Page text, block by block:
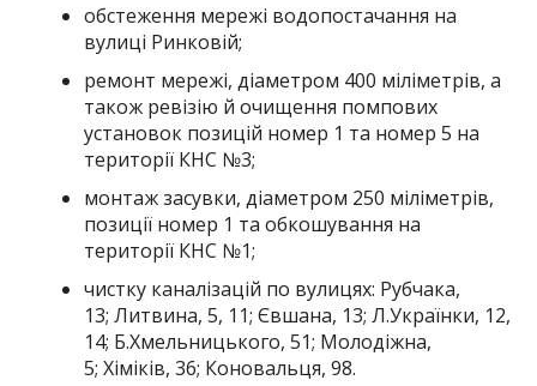
обстеження мережі водопостачання на
вулиці Ринковій;
ремонт мережі, діаметром 400 міліметрів, а
також ревізію й очищення помпових
установок позицій номер 1 та номер 5 на
території КНС №3;
монтаж засувки, діаметром 250 міліметрів,
позиції номер 1 та обкошування на
території КНС №1;
чистку каналізацій по вулицях: Рубчака,
13; Литвина, 5, 11; Євшана, 13; Л.Українки, 12,
14; Б.Хмельницького, 51; Молодіжна,
5; Хіміків, 36; Коновальця, 98.